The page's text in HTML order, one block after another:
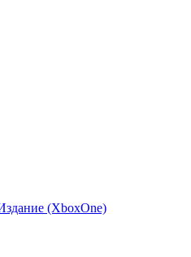
(XboxOne)